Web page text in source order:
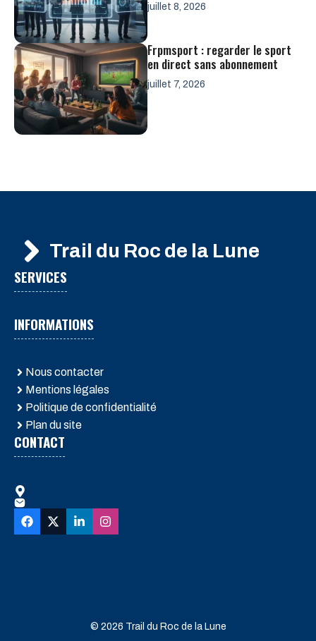
juillet 8, 2026
Frpmsport : regarder le sport
en direct sans abonnement
juillet 7, 2026
Trail du Roc de la Lune
SERVICES
INFORMATIONS
Nous contacter
Mentions légales
Politique de confidentialité
Plan du site
CONTACT
© 2026 Trail du Roc de la Lune